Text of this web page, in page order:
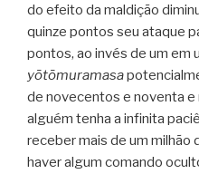
do efeito da maldição
quinze pontos seu ataque
pontos, ao invés de um em
yōtōmuramasa
de novecentos e noventa
alguém tenha a infinita
receber mais de um milhão
haver algum comando